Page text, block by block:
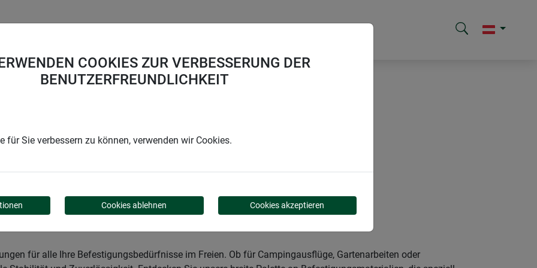
für alle Ihre Befestigungsbedürfnisse im Freien. Ob für Campingausflüge, Gartenarbeiten oder
COOKIES ZUR VERBESSERUNG DER
BENUTZERFREUNDLICHKEIT
für Sie verbessern zu können, verwenden wir Cookies.
Cookies ablehnen Cookies akzeptieren